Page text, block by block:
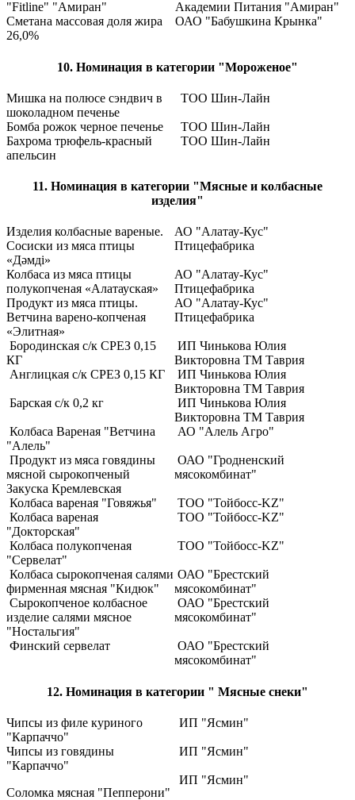
"Fitline" "Амиран"
Академии Питания "Амиран"
Сметана массовая доля жира
26,0%
ОАО "Бабушкина Крынка"
10. Номинация в категории "Мороженое"
Мишка на полюсе сэндвич в
шоколадном печенье
ТОО Шин-Лайн
Бомба рожок черное печенье
ТОО Шин-Лайн
Бахрома трюфель-красный
апельсин
ТОО Шин-Лайн
11. Номинация в категории "Мясные и колбасные
изделия"
Изделия колбасные вареные.
Сосиски из мяса птицы
«Дәмді»
АО "Алатау-Кус"
Птицефабрика
Колбаса из мяса птицы
полукопченая «Алатауская»
АО "Алатау-Кус"
Птицефабрика
Продукт из мяса птицы.
Ветчина варено-копченая
«Элитная»
АО "Алатау-Кус"
Птицефабрика
Бородинская с/к СРЕЗ 0,15
КГ
ИП Чинькова Юлия
Викторовна ТМ Таврия
Англицкая с/к СРЕЗ 0,15 КГ
ИП Чинькова Юлия
Викторовна ТМ Таврия
Барская с/к 0,2 кг
ИП Чинькова Юлия
Викторовна ТМ Таврия
Колбаса Вареная "Ветчина
"Алель"
АО "Алель Агро"
Продукт из мяса говядины
мясной сырокопченый
Закуска Кремлевская
ОАО "Гродненский
мясокомбинат"
Колбаса вареная "Говяжья"
ТОО "Тойбосс-KZ"
Колбаса вареная
"Докторская"
ТОО "Тойбосс-KZ"
Колбаса полукопченая
"Сервелат"
ТОО "Тойбосс-KZ"
Колбаса сырокопченая салями
фирменная мясная "Кидюк"
ОАО "Брестский
мясокомбинат"
Сырокопченое колбасное
изделие салями мясное
"Ностальгия"
ОАО "Брестский
мясокомбинат"
Финский сервелат
ОАО "Брестский
мясокомбинат"
12. Номинация в категории " Мясные снеки"
Чипсы из филе куриного
"Карпаччо"
ИП "Ясмин"
Чипсы из говядины
"Карпаччо"
ИП "Ясмин"
Соломка мясная "Пепперони"
ИП "Ясмин"